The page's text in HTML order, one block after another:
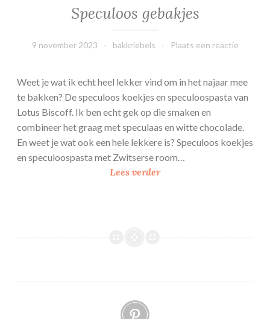
Speculoos gebakjes
9 november 2023 bakkriebels Plaats een reactie
Weet je wat ik echt heel lekker vind om in het najaar mee
te bakken? De speculoos koekjes en speculoospasta van
Lotus Biscoff. Ik ben echt gek op die smaken en
combineer het graag met speculaas en witte chocolade.
En weet je wat ook een hele lekkere is? Speculoos koekjes
en speculoospasta met Zwitserse room…
Lees verderS
Pinterest